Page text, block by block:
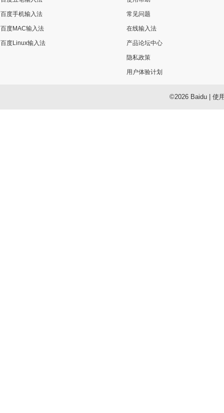
百度手机输入法
百度MAC输入法
百度Linux输入法
常见问题
在线输入法
产品论坛中心
隐私政策
用户体验计划
©2026 Baidu| 使